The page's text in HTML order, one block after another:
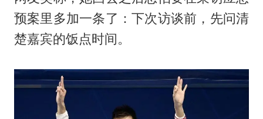
预案里多加一条了：下次访谈前，先问清
楚嘉宾的饭点时间。